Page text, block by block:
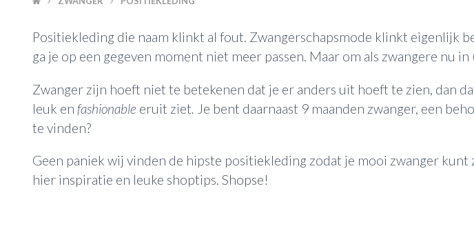
Positiekleding die naam klinkt al fout. Zwangerschapsmode klinkt eigenlijk
ga je op een gegeven moment niet meer passen. Maar om als zwangere nu
Zwanger zijn hoeft niet te betekenen dat je er anders uit hoeft te zien, dan
leuk en fashionable eruit ziet
Je bent daarnaast 9 maanden zwanger, een
te vinden?
Geen paniek wij vinden de hipste positiekleding zodat je mooi zwanger
hier inspiratie en leuke shoptips. Shopse!